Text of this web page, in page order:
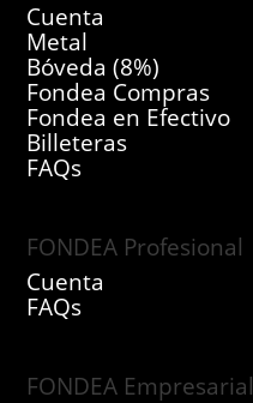
Cuenta
Metal
Bóveda (8%)
Fondea Compras
Fondea en Efectivo
Billeteras
FAQs
FONDEA Profesional
Cuenta
FAQs
FONDEA Empresarial